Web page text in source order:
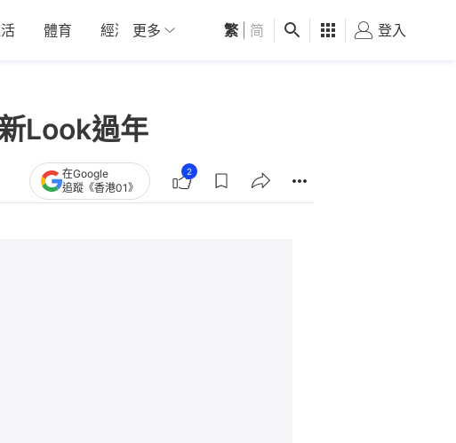
體育 經濟 01深圳 觀點 健康 好食玩飛
更多 繁 简 登入
Look過年
在Google
追蹤《香港01》
2